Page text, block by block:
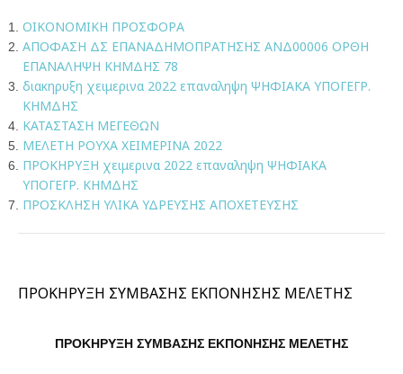
OIKONOMIKH ΠΡΟΣΦΟΡΑ
ΑΠΟΦΑΣΗ ΔΣ ΕΠΑΝΑΔΗΜΟΠΡΑΤΗΣΗΣ ΑΝΔ00006 ΟΡΘΗ
ΕΠΑΝΑΛΗΨΗ ΚΗΜΔΗΣ 78
διακηρυξη χειμερινα 2022 επαναληψη ΨΗΦΙΑΚΑ ΥΠΟΓΕΓΡ.
ΚΗΜΔΗΣ
ΚΑΤΑΣΤΑΣΗ ΜΕΓΕΘΩΝ
ΜΕΛΕΤΗ ΡΟΥΧΑ ΧΕΙΜΕΡΙΝΑ 2022
ΠΡΟΚΗΡΥΞΗ χειμερινα 2022 επαναληψη ΨΗΦΙΑΚΑ
ΥΠΟΓΕΓΡ. ΚΗΜΔΗΣ
ΠΡΟΣΚΛΗΣΗ ΥΛΙΚΑ ΥΔΡΕΥΣΗΣ ΑΠΟΧΕΤΕΥΣΗΣ
ΠΡΟΚΗΡΥΞΗ ΣΥΜΒΑΣΗΣ ΕΚΠΟΝΗΣΗΣ ΜΕΛΕΤΗΣ
ΠΡΟΚΗΡΥΞΗ ΣΥΜΒΑΣΗΣ ΕΚΠΟΝΗΣΗΣ ΜΕΛΕΤΗΣ